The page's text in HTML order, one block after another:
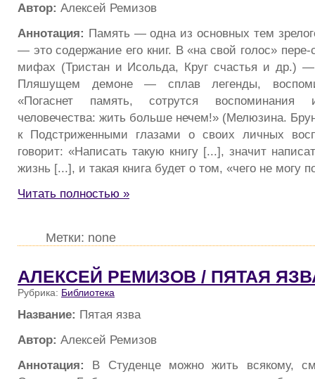
Автор: Алексей Ремизов
Аннотация: Память — одна из основных тем
— это содержание его книг. В «на свой голос» пере-
мифах (Тристан и Исольда, Круг счастья и др.)
Пляшущем демоне — сплав легенды,
«Погаснет память, сотрутся
человечества: жить больше нечем!» (Мелюзина.
к Подстриженными глазами о своих личных
говорит: «Написать такую книгу [...], значит
жизнь [...], и такая книга будет о том, «чего не могу
Читать полностью »
Метки: none
АЛЕКСЕЙ РЕМИЗОВ / ПЯТАЯ
Рубрика: Библиотека
Название: Пятая язва
Автор: Алексей Ремизов
Аннотация: В Студенце можно жить всякому,